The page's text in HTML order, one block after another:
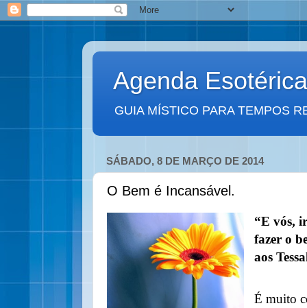
Agenda Esotérica
GUIA MÍSTICO PARA TEMPOS
SÁBADO, 8 DE MARÇO DE 2014
O Bem é Incansável.
“E vós,
fazer o
aos
É muito